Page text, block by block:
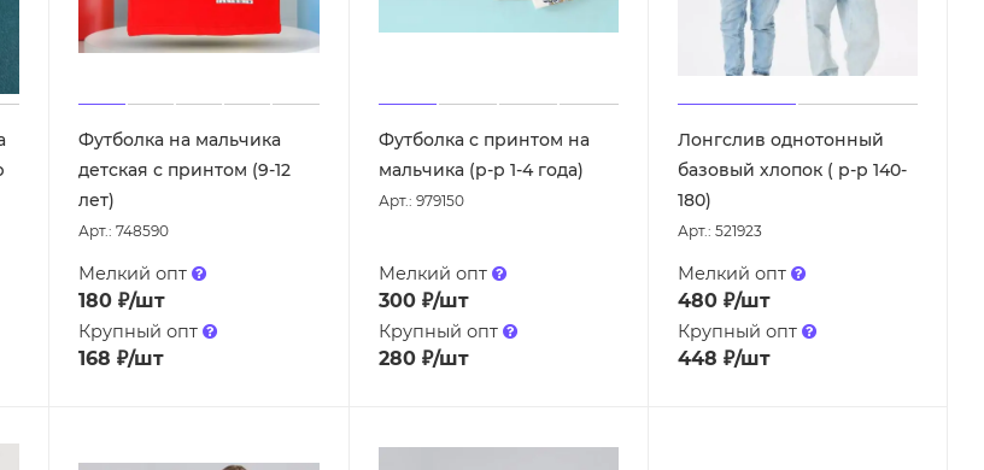
Футболка на мальчика
детская с принтом (9-12
лет)
Арт.: 748590
Мелкий опт
180 ₽/шт
Крупный опт
168 ₽/шт
Футболка с принтом на
мальчика (р-р 1-4 года)
Арт.: 979150
Мелкий опт
300₽/шт
Крупный опт
280₽/шт
Лонгслив однотонный
базовый хлопок ( р-р 140-
180)
Арт.: 521923
Мелкий опт
480₽/шт
Крупный опт
448 ₽/шт